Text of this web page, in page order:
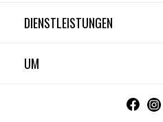
DIENSTLEISTUNGEN
UM